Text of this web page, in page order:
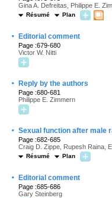
Gina A. Defreitas, Philippe E.
Résumé Plan
· Editorial comment
Page :679-680
Victor W. Nitti
· Reply by the authors
Page :680-681
Philippe E. Zimmern
· Sexual function after male
Page :682-685
Craig D. Zippe, Rupesh Raina,
Résumé Plan
· Editorial comment
Page :685-686
Gary Steinberg